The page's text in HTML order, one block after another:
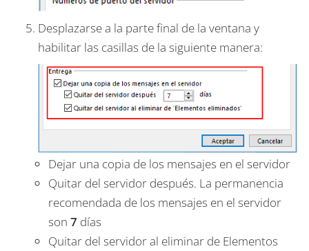
Desplazarse a la parte final de la ventana y
habilitar las casillas de la siguiente manera:
Dejar una copia de los mensajes en el servidor
Quitar del servidor después. La permanencia
recomendada de los mensajes en el servidor
son 7 días
Quitar del servidor al eliminar de Elementos